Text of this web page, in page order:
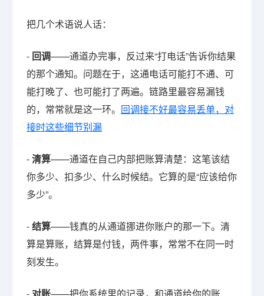
把几个术语说人话：
- 回调——通道办完事，反过来“打电话”告诉你结果
的那个通知。问题在于，这通电话可能打不通、可
能打晚了、也可能打了两遍。链路里最容易漏钱
的，常常就是这一环。 回调接不好最容易丢单，对
接时这些细节别漏
-清算——通道在自己内部把账算清楚：这笔该结
你多少、扣多少、什么时候结。它算的是“应该给你
多少”。
-结算——钱真的从通道挪进你账户的那一下。清
算是算账，结算是付钱，两件事，常常不在同一时
刻发生。